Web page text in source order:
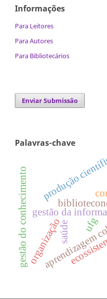
Informações
Para Leitores
Para Autores
Para Bibliotecários
Enviar Submissão
Palavras-chave
gestão da
gestão do conhecimentoorganizaçãosaúde
produção
ufg